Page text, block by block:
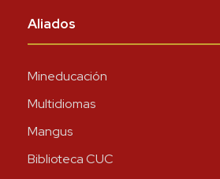
Aliados
Mineducación
Multidiomas
Mangus
Biblioteca CUC